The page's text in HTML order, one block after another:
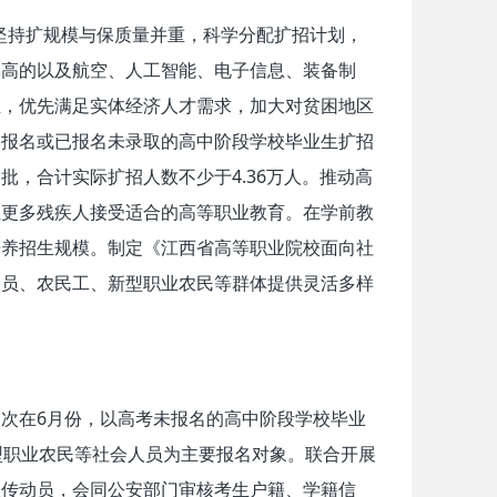
扩规模与保质量并重，科学分配扩招计划，
的以及航空、人工智能、电子信息、装备制
优先满足实体经济人才需求，加大对贫困地区
名或已报名未录取的高中阶段学校毕业生扩招
，合计实际扩招人数不少于4.36万人。推动高
多残疾人接受适合的高等职业教育。在学前教
招生规模。制定《江西省高等职业院校面向社
、农民工、新型职业农民等群体提供灵活多样
在6月份，以高考未报名的高中阶段学校毕业
业农民等社会人员为主要报名对象。联合开展
动员，会同公安部门审核考生户籍、学籍信